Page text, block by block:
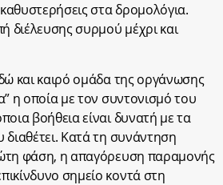
στα δρομολόγια.
διέλευσης συρμού μέχρι και
και καιρό ομάδα της οργάνωσης
η οποία με τον συντονισμό του
βοήθεια είναι δυνατή με τα
Κατά τη συνάντηση
φάση, η απαγόρευση παραμονής
σημείο κοντά στη